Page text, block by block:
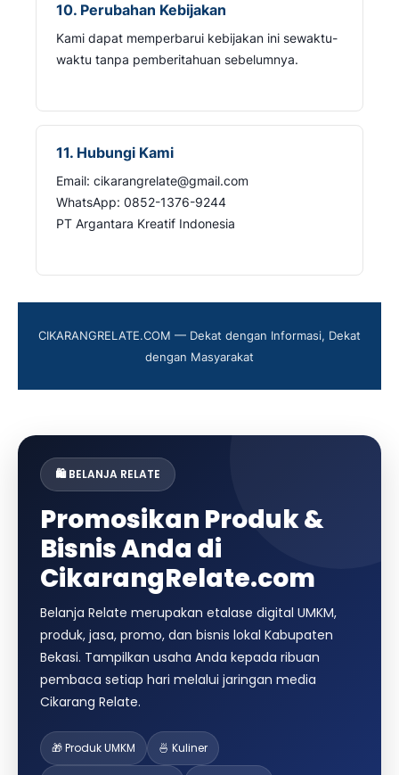
10. Perubahan Kebijakan
Kami dapat memperbarui kebijakan ini sewaktu-
waktu tanpa pemberitahuan sebelumnya.
11. Hubungi Kami
Email: cikarangrelate@gmail.com
WhatsApp: 0852-1376-9244
PT Argantara Kreatif Indonesia
CIKARANGRELATE.COM — Dekat dengan Informasi, Dekat
dengan Masyarakat
🛍️ BELANJA RELATE
Promosikan Produk &
Bisnis Anda di
CikarangRelate.com
Belanja Relate merupakan etalase digital UMKM,
produk, jasa, promo, dan bisnis lokal Kabupaten
Bekasi. Tampilkan usaha Anda kepada ribuan
pembaca setiap hari melalui jaringan media
Cikarang Relate.
🎁 Produk UMKM 🍜 Kuliner